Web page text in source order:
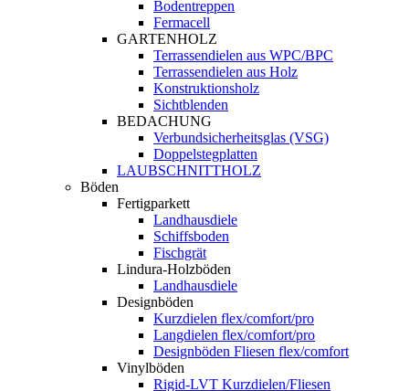
Bodentreppen
Fermacell
GARTENHOLZ
Terrassendielen aus WPC/BPC
Terrassendielen aus Holz
Konstruktionsholz
Sichtblenden
BEDACHUNG
Verbundsicherheitsglas (VSG)
Doppelstegplatten
LAUBSCHNITTHOLZ
Böden
Fertigparkett
Landhausdiele
Schiffsboden
Fischgrät
Lindura-Holzböden
Landhausdiele
Designböden
Kurzdielen flex/comfort/pro
Langdielen flex/comfort/pro
Designböden Fliesen flex/comfort
Vinylböden
Rigid-LVT Kurzdielen/Fliesen